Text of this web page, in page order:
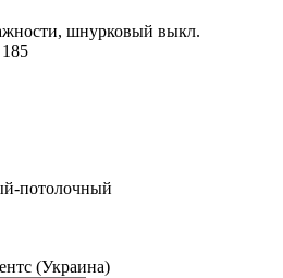
шнурковый выкл.
185
потолочный
(Украина)